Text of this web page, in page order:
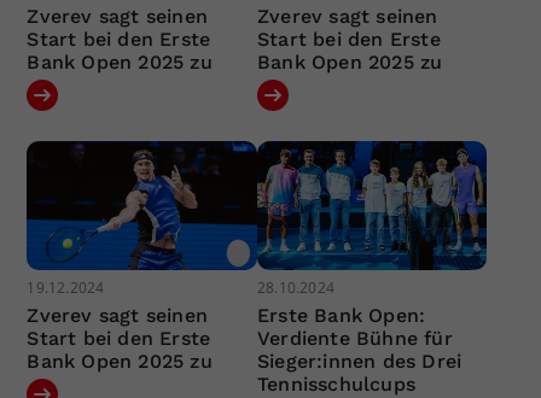
Zverev sagt seinen
Start bei den Erste
Bank Open 2025 zu
Zverev sagt seinen
Start bei den Erste
Bank Open 2025 zu
19.12.2024
Zverev sagt seinen
Start bei den Erste
Bank Open 2025 zu
28.10.2024
Erste Bank Open:
Verdiente Bühne für
Sieger:innen des Drei
Tennisschulcups